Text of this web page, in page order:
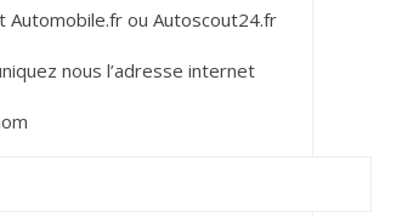
Automobile.frou Autoscout24.fr
nous l’adresse internet